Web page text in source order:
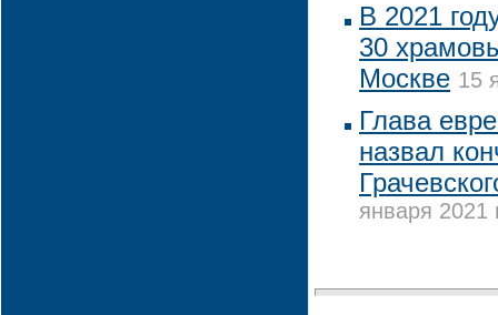
В 2021
30
Москве 15
Глава
назвал
января 2021